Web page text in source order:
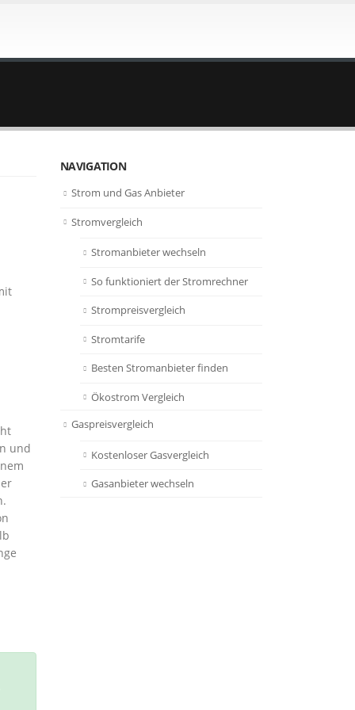
und
NAVIGATION
Strom und Gas Anbieter
Stromvergleich
Stromanbieter wechseln
So funktioniert der Stromrechner
Strompreisvergleich
Stromtarife
Besten Stromanbieter finden
Ökostrom Vergleich
Gaspreisvergleich
Kostenloser Gasvergleich
Gasanbieter wechseln